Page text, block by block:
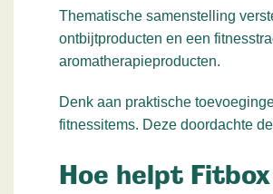
Thematische samenstelling
ontbijtproducten en een
aromatherapieproducten.
Denk aan praktische
fitnessitems. Deze doordachte
Hoe helpt